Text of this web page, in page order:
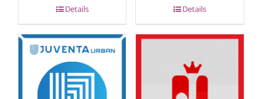
Details Details